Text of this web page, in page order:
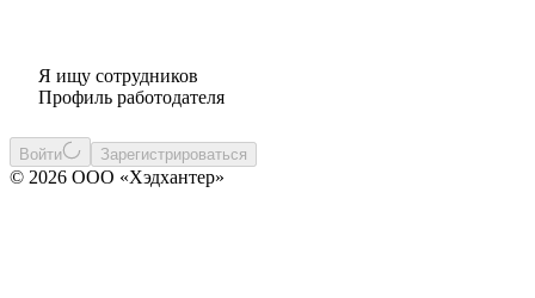
Я ищу сотрудников
Профиль работодателя
Войти Зарегистрироваться
© 2026 ООО «Хэдхантер»